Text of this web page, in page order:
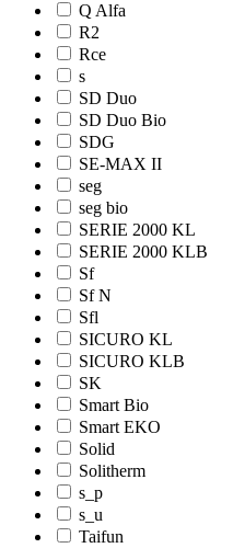
Q Alfa
R2
Rce
s
SD Duo
SD Duo Bio
SDG
SE-MAX II
seg
seg bio
SERIE 2000 KL
SERIE 2000 KLB
Sf
Sf N
Sfl
SICURO KL
SICURO KLB
SK
Smart Bio
Smart EKO
Solid
Solitherm
s_p
s_u
Taifun